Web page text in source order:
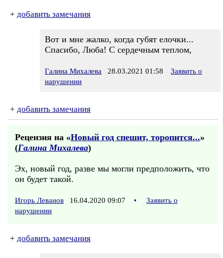
+ добавить замечания
Вот и мне жалко, когда губят елочки...
Спасибо, Люба! С сердечным теплом,
Галина Михалева 28.03.2021 01:58
Заявить о
нарушении
+ добавить замечания
Рецензия на «Новый год спешит, торопится...»
(Галина Михалева)
Эх, новый год, разве мы могли предположить, что
он будет такой.
Игорь Леванов 16.04.2020 09:07 •
Заявить о
нарушении
+ добавить замечания